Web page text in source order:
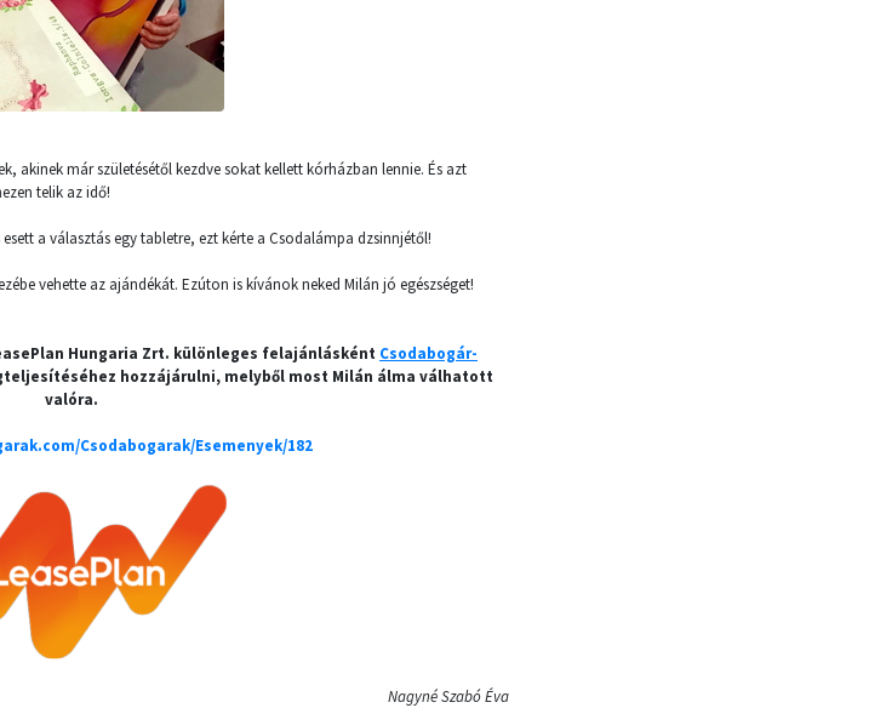
akinek már születésétől kezdve sokat kellett kórházban lennie. És azt
telik az idő!
a választás egy tabletre, ezt kérte a Csodalámpa dzsinnjétől!
vehette az ajándékát. Ezúton is kívánok neked Milán jó egészséget!
Hungaria Zrt. különleges felajánlásként Csodabogár-
hozzájárulni, melyből most Milán álma válhatott
valóra.
Csodabogarak/Esemenyek/182
Nagyné Szabó Éva